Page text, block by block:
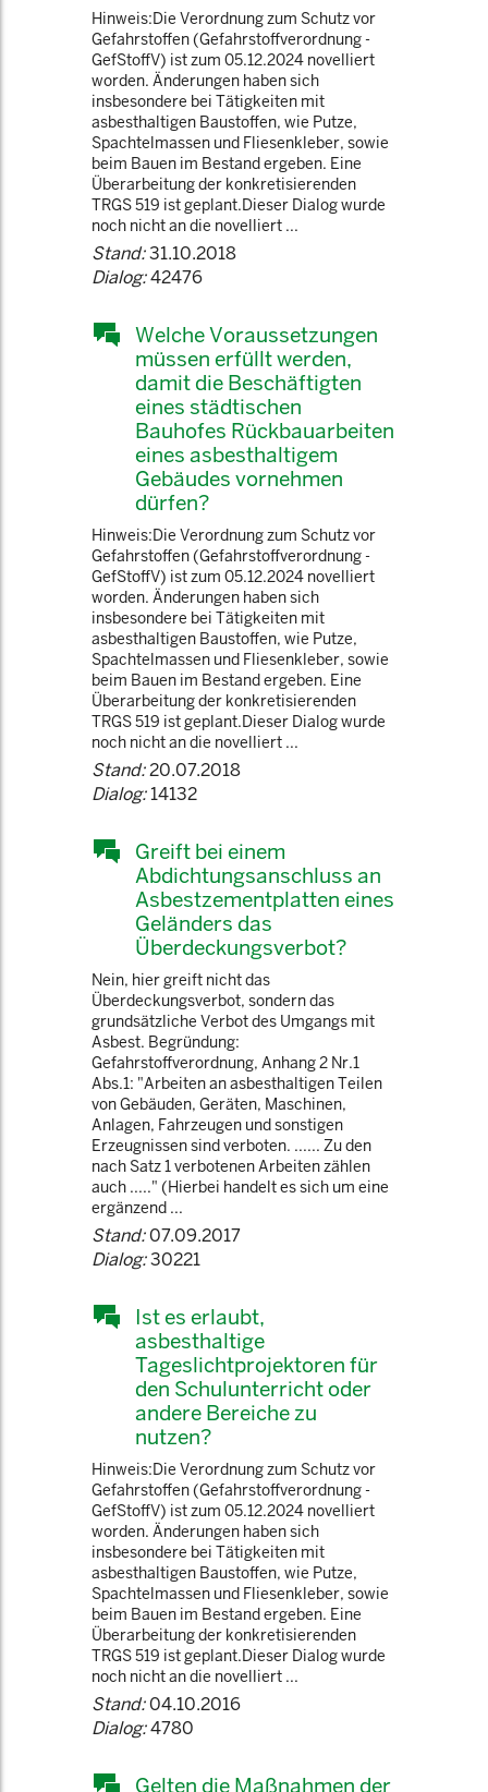
Hinweis:Die Verordnung zum Schutz vor
Gefahrstoffen (Gefahrstoffverordnung -
GefStoffV) ist zum 05.12.2024 novelliert
worden. Änderungen haben sich
insbesondere bei Tätigkeiten mit
asbesthaltigen Baustoffen, wie Putze,
Spachtelmassen und Fliesenkleber, sowie
beim Bauen im Bestand ergeben. Eine
Überarbeitung der konkretisierenden
TRGS 519 ist geplant.Dieser Dialog wurde
noch nicht an die novelliert ...
Stand:31.10.2018
Dialog:42476
Welche Voraussetzungen
müssen erfüllt werden,
damit die Beschäftigten
eines städtischen
Bauhofes Rückbauarbeiten
eines asbesthaltigem
Gebäudes vornehmen
dürfen?
Hinweis:Die Verordnung zum Schutz vor
Gefahrstoffen (Gefahrstoffverordnung -
GefStoffV) ist zum 05.12.2024 novelliert
worden. Änderungen haben sich
insbesondere bei Tätigkeiten mit
asbesthaltigen Baustoffen, wie Putze,
Spachtelmassen und Fliesenkleber, sowie
beim Bauen im Bestand ergeben. Eine
Überarbeitung der konkretisierenden
TRGS 519 ist geplant.Dieser Dialog wurde
noch nicht an die novelliert ...
Stand:20.07.2018
Dialog:14132
Greift bei einem
Abdichtungsanschluss an
Asbestzementplatten eines
Geländers das
Überdeckungsverbot?
Nein, hier greift nicht das
Überdeckungsverbot, sondern das
grundsätzliche Verbot des Umgangs mit
Asbest. Begründung:
Gefahrstoffverordnung, Anhang 2 Nr.1
Abs.1: "Arbeiten an asbesthaltigen Teilen
von Gebäuden, Geräten, Maschinen,
Anlagen, Fahrzeugen und sonstigen
Erzeugnissen sind verboten. ...... Zu den
nach Satz 1 verbotenen Arbeiten zählen
auch ....." (Hierbei handelt es sich um eine
ergänzend ...
Stand:07.09.2017
Dialog:30221
Ist es erlaubt,
asbesthaltige
Tageslichtprojektoren für
den Schulunterricht oder
andere Bereiche zu
nutzen?
Hinweis:Die Verordnung zum Schutz vor
Gefahrstoffen (Gefahrstoffverordnung -
GefStoffV) ist zum 05.12.2024 novelliert
worden. Änderungen haben sich
insbesondere bei Tätigkeiten mit
asbesthaltigen Baustoffen, wie Putze,
Spachtelmassen und Fliesenkleber, sowie
beim Bauen im Bestand ergeben. Eine
Überarbeitung der konkretisierenden
TRGS 519 ist geplant.Dieser Dialog wurde
noch nicht an die novelliert ...
Stand:04.10.2016
Dialog:4780
Gelten die Maßnahmen der